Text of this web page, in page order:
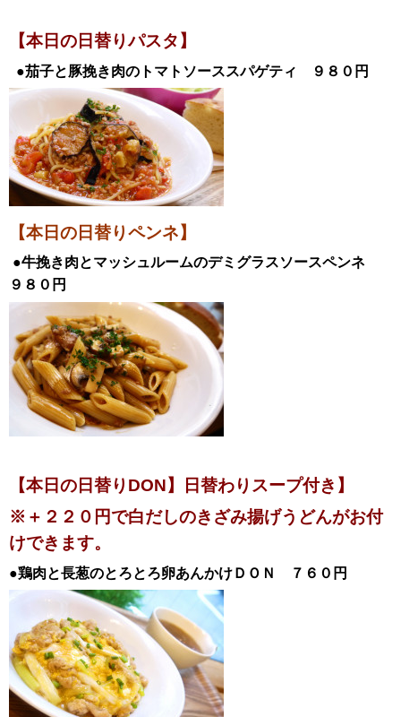
【本日の日替りパスタ】
●茄子と豚挽き肉のトマトソーススパゲティ ９８０ 円
【本日の日替りペンネ】
●牛挽き肉とマッシュルームのデミグラスソースペンネ
９８０ 円
【本日の日替りDON】日替わりスープ付き 】
※＋２２０円で白だしのきざみ揚げうどんがお付
けできます。
●鶏肉と長葱のとろとろ卵あんかけＤＯＮ ７６０円